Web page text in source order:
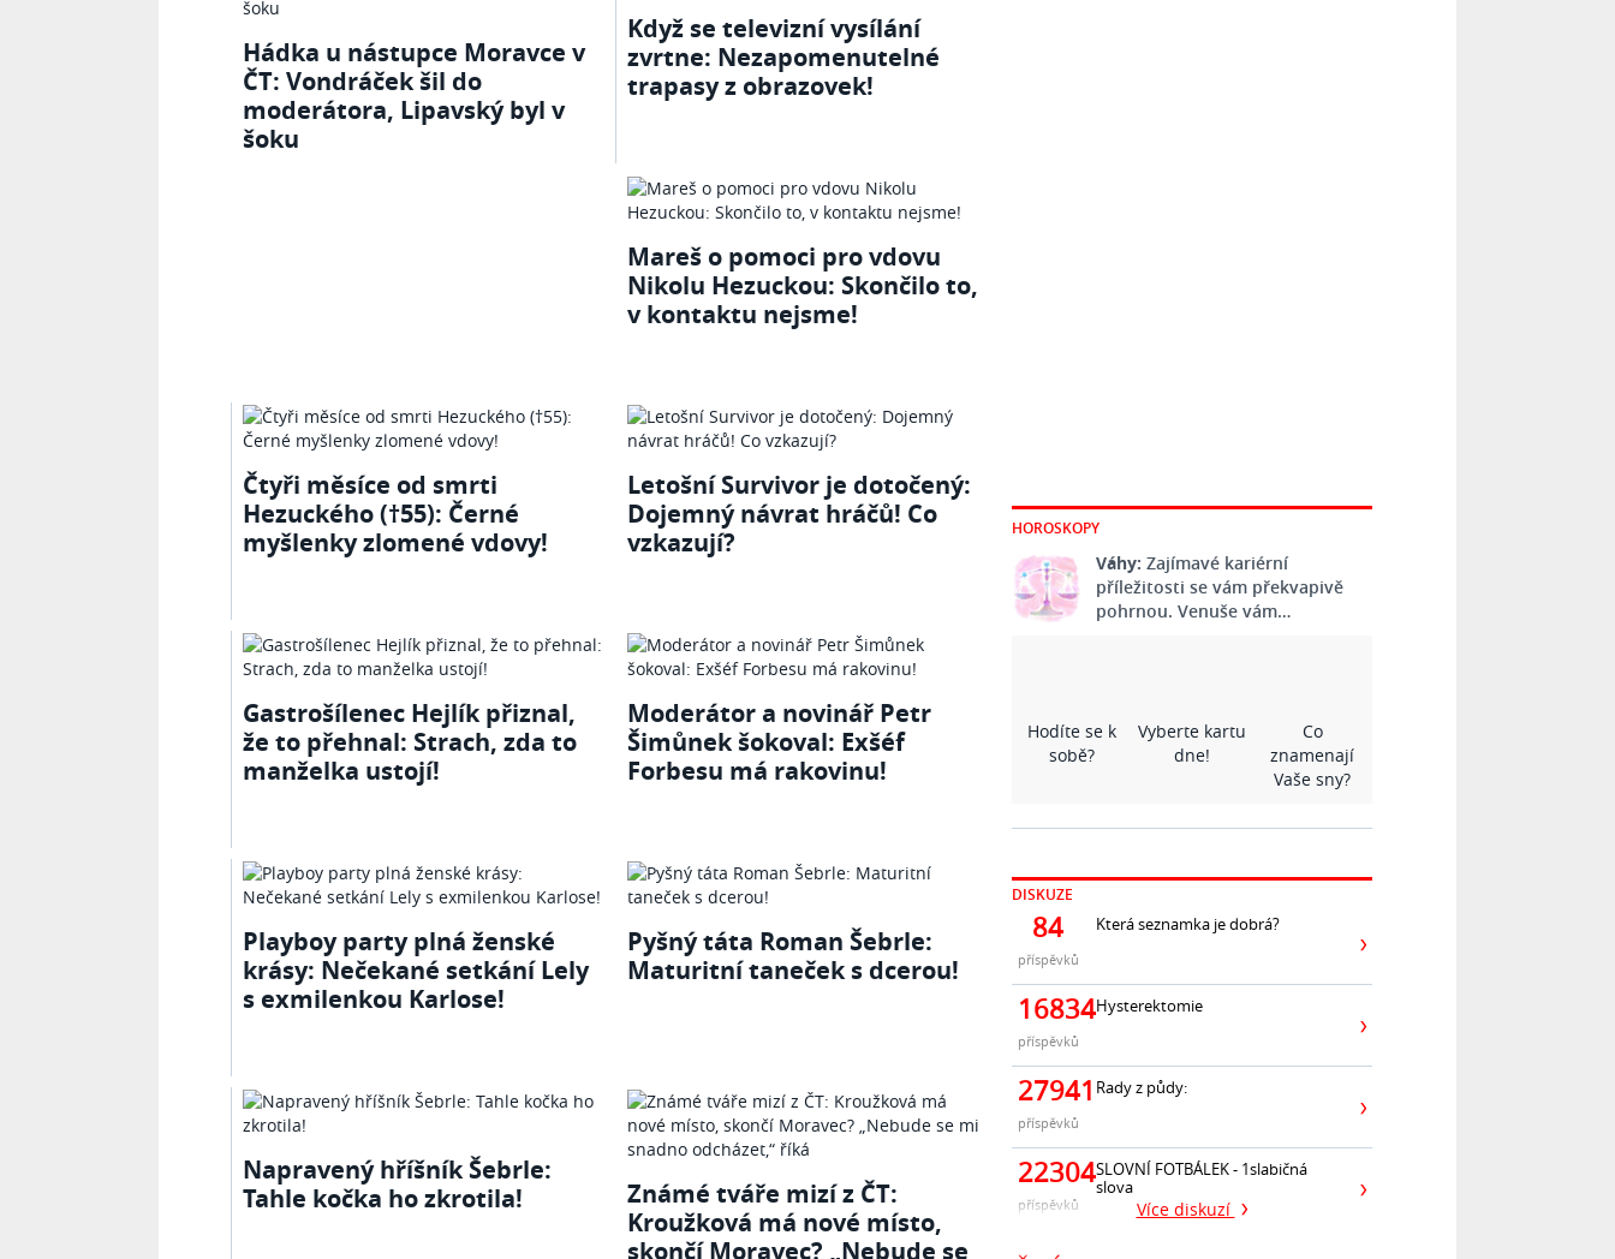
Hádka u nástupce Moravce v
ČT: Vondráček šil do
moderátora, Lipavský byl v
šoku
Když se televizní vysílání
zvrtne: Nezapomenutelné
trapasy z obrazovek!
Mareš o pomoci pro vdovu
Nikolu Hezuckou: Skončilo to,
v kontaktu nejsme!
Čtyři měsíce od smrti
Hezuckého (†55): Černé
myšlenky zlomené vdovy!
Letošní Survivor je dotočený:
Dojemný návrat hráčů! Co
vzkazují?
Gastrošílenec Hejlík přiznal,
že to přehnal: Strach, zda to
manželka ustojí!
Moderátor a novinář Petr
Šimůnek šokoval: Exšéf
Forbesu má rakovinu!
Playboy party plná ženské
krásy: Nečekané setkání Lely
s exmilenkou Karlose!
Pyšný táta Roman Šebrle:
Maturitní taneček s dcerou!
Napravený hříšník Šebrle:
Tahle kočka ho zkrotila!
Známé tváře mizí z ČT:
Kroužková má nové místo,
skončí Moravec? „Nebude se
HOROSKOPY
Váhy: Zajímavé kariérní
příležitosti se vám překvapivě
pohrnou. Venuše vám…
Hodíte se k
sobě?
Vyberte kartu
dne!
Co
znamenají
Vaše sny?
DISKUZE
84
příspěvků
Která seznamka je dobrá?
16834
příspěvků
Hysterektomie
27941
příspěvků
Rady z půdy:
22304
příspěvků
SLOVNÍ FOTBÁLEK - 1slabičná
slova
Více diskuzí